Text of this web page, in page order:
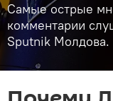
Самые острые
комментарии
Sputnik Молдова.